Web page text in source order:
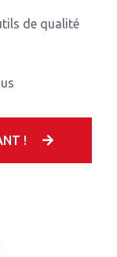
de qualité
!